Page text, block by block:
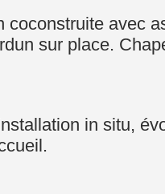
coconstruite avec
sur place.
in situ,